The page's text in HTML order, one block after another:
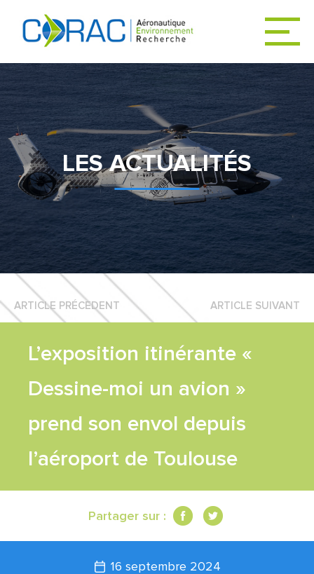
ACCUEIL
ACTUALITÉS
LE CORAC
DÉCARBONER
L’AVIATION
FEUILLE DE
TRAVAUX
SCIENTIFIQUES
CONTACT
LES ACTUALITÉS
ARTICLE PRÉCEDENT ARTICLE SUIVANT
L’exposition itinérante «
Dessine-moi un avion »
prend son envol depuis
l’aéroport de Toulouse
Partager sur :
16 septembre 2024